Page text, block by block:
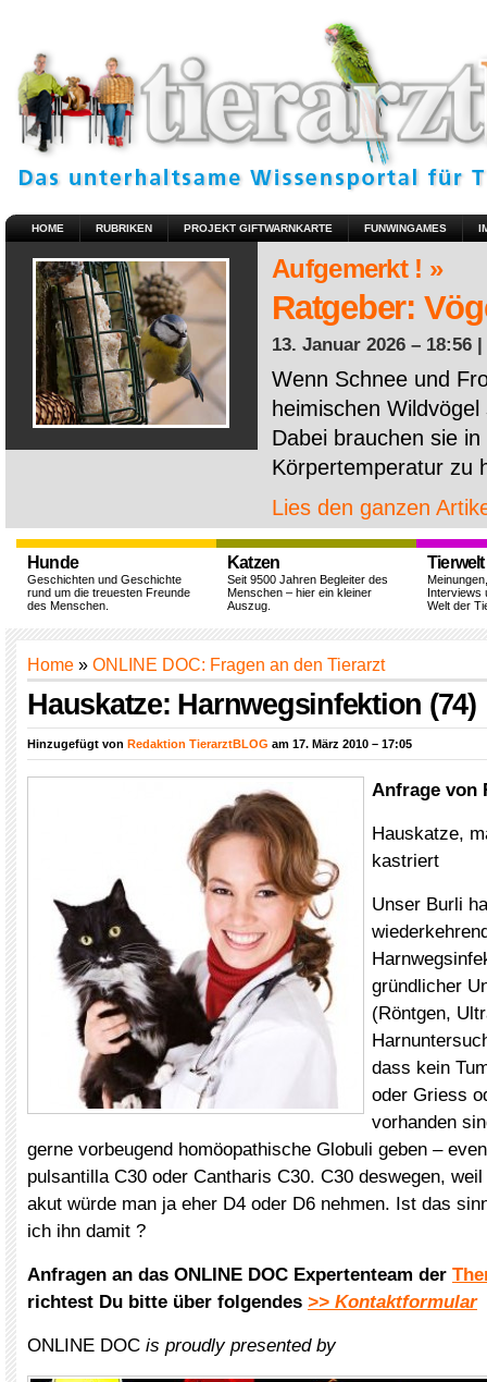
HOME RUBRIKEN PROJEKT GIFTWARNKARTE FUNWINGAMES
Aufgemerkt ! »
Ratgeber:
13. Januar 2026 – 18:56 |
Wenn Schnee und
heimischen
Dabei brauchen sie
Körpertemperatur zu
Lies den ganzen
Hunde
Geschichten und Geschichte
rund um die treuesten Freunde
des Menschen.
Katzen
Seit 9500 Jahren Begleiter des
Menschen – hier ein kleiner
Auszug.
Tierwelt
Interviews
Welt der
Home » ONLINE DOC: Fragen an den Tierarzt
Hauskatze: Harnwegsinfektion (74)
Hinzugefügt von Redaktion TierarztBLOG am 17. März 2010 – 17:05
Anfrage von
Hauskatze,
kastriert
Unser Burli
gründlicher
(Röntgen,
dass kein
oder Griess
vorhanden
gerne vorbeugend homöopathische Globuli geben –
pulsantilla C30 oder Cantharis C30. C30 deswegen,
akut würde man ja eher D4 oder D6 nehmen. Ist das
ich ihn damit ?
Anfragen an das ONLINE DOC Expertenteam der
richtest Du bitte über folgendes >> Kontaktformular
ONLINE DOC is proudly presented by